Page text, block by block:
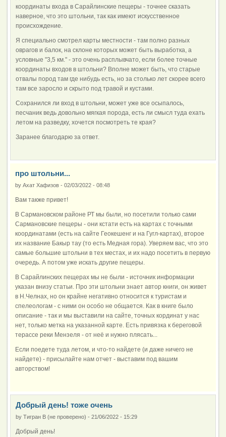
координаты входа в Сарайлинские пещеры - точнее сказать
наверное, что это штольни, так как имеют искусственное
происхождение.
Я специально смотрел карты местности - там полно разных
оврагов и балок, на склоне которых может быть выработка, а
условные "3,5 км." - это очень расплывчато, если более точные
координаты входов в штольни? Вполне может быть, что старые
отвалы пород там где нибудь есть, но за столько лет скорее всего
там все заросло и скрыто под травой и кустами.
Сохранился ли вход в штольни, может уже все осыпалось,
песчаник ведь довольно мягкая порода, есть ли смысл туда ехать
летом на разведку, хочется посмотреть те края?
Заранее благодарю за ответ.
про штольни...
by Ахат Хафизов - 02/03/2022 - 08:48
Вам также привет!
В Сармановском районе РТ мы были, но посетили только сами
Сармановские пещеры - они кстати есть на картах с точными
координатами (есть на сайте Геокешенг и на Гугл-картах), второе
их название Бакыр тау (то есть Медная гора). Уверяем вас, что это
самые большие штольни в тех местах, и их надо посетить в первую
очередь. А потом уже искать другие пещеры.
В Сарайлинских пещерах мы не были - источник информации
указан внизу статьи. Про эти штольни знает автор книги, он живет
в Н.Челнах, но он крайне негативно относится к туристам и
спелеологам - с ними он особо не общается. Как в книге было
описание - так и мы выставили на сайте, точных кординат у нас
нет, только метка на указанной карте. Есть привязка к береговой
терассе реки Мензеля - от неё и нужно плясать...
Если поедете туда летом, и что-то найдете (и даже ничего не
найдете) - присылайте нам отчет - выставим под вашим
авторством!
Добрый день! тоже очень
by Тигран В (не проверено) - 21/06/2022 - 15:29
Добрый день!